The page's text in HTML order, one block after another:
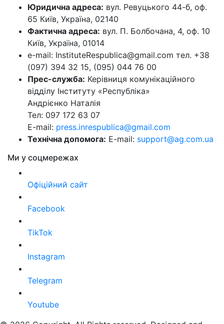
Юридична адреса: вул. Ревуцького 44-б, оф.
65 Київ, Україна, 02140
Фактична адреса: вул. П. Болбочана, 4, оф. 10
Київ, Україна, 01014
e-mail: InstituteRespublica@gmail.com тел. +38
(097) 394 32 15, (095) 044 76 00
Прес-служба: Керівниця комунікаційного
відділу Інституту «Республіка»
Андрієнко Наталія
Тел: 097 172 63 07
E-mail: press.inrespublica@gmail.com
Технічна допомога: E-mail: support@ag.com.ua
Ми у соцмережах
Офіційний сайт
Facebook
TikTok
Instagram
Telegram
Youtube